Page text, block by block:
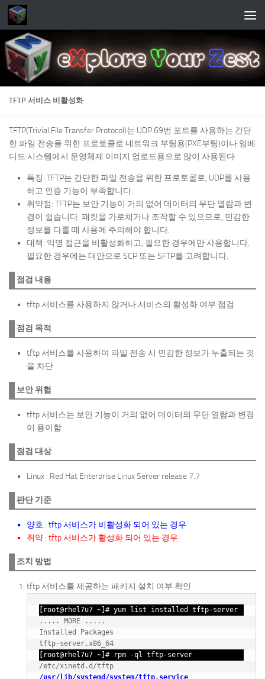
Skip to content
TFTP 서비스 비활성화
TFTP(Trivial File Transfer Protocol)는 UDP 69번 포트를 사용하는 간단
한 파일 전송을 위한 프로토콜로 네트워크 부팅용(PXE부팅)이나 임베
디드 시스템에서 운영체제 이미지 업로드용으로 많이 사용된다.
특징: TFTP는 간단한 파일 전송을 위한 프로토콜로, UDP를 사용
하고 인증 기능이 부족합니다.
취약점: TFTP는 보안 기능이 거의 없어 데이터의 무단 열람과 변
경이 쉽습니다. 패킷을 가로채거나 조작할 수 있으므로, 민감한
정보를 다룰 때 사용에 주의해야 합니다.
대책: 익명 접근을 비활성화하고, 필요한 경우에만 사용합니다.
필요한 경우에는 대안으로 SCP 또는 SFTP를 고려합니다.
점검 내용
tftp 서비스를 사용하지 않거나 서비스의 활성화 여부 점검
점검 목적
tftp 서비스를 사용하여 파일 전송 시 민감한 정보가 누출되는 것
을 차단
보안 위협
tftp 서비스는 보안 기능이 거의 없어 데이터의 무단 열람과 변경
이 용이함
점검 대상
Linux : Red Hat Enterprise Linux Server release 7.7
판단 기준
양호 : tftp 서비스가 비활성화 되어 있는 경우
취약 : tftp 서비스가 활성화 되어 있는 경우
조치 방법
tftp 서비스를 제공하는 패키지 설치 여부 확인
[root@rhel7u7 ~]# yum list installed tftp-server
..... MORE .....
Installed Packages
tftp-server.x86_64
[root@rhel7u7 ~]# rpm -ql tftp-server
/usr/lib/systemd/system/tftp.service